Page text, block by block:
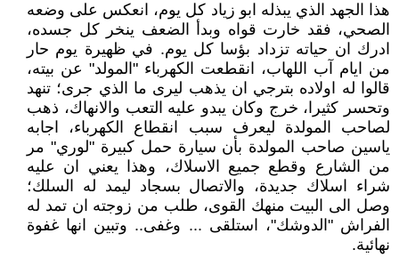
هذا الجهد الذي يبذله ابو زياد كل يوم، انعكس على وضعه
الصحي، فقد خارت قواه وبدأ الضعف ينخر كل جسده،
ادرك ان حياته تزداد بؤسا كل يوم. في ظهيرة يوم حار
من ايام آب اللهاب، انقطعت الكهرباء "المولد" عن بيته،
قالوا له اولاده بترجي ان يذهب ليرى ما الذي جرى؛ تنهد
وتحسر كثيرا، خرج وكان يبدو عليه التعب والانهاك، ذهب
لصاحب المولدة ليعرف سبب انقطاع الكهرباء، اجابه
ياسين صاحب المولدة بأن سيارة حمل كبيرة "لوري" مر
من الشارع وقطع جميع الاسلاك، وهذا يعني ان عليه
شراء اسلاك جديدة، والاتصال بسجاد ليمد له السلك؛
وصل الى البيت منهك القوى، طلب من زوجته ان تمد له
الفراش "الدوشك"، استلقى ... وغفى.. وتبين انها غفوة
نهائية.